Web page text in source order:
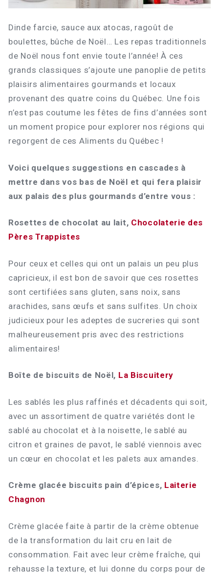
Dinde farcie, sauce aux atocas, ragoût de
boulettes, bûche de Noël… Les repas traditionnels
de Noël nous font envie toute l’année! À ces
grands classiques s’ajoute une panoplie de petits
plaisirs alimentaires gourmands et locaux
provenant des quatre coins du Québec. Une fois
n’est pas coutume les fêtes de fins d’années sont
un moment propice pour explorer nos régions qui
regorgent de ces Aliments du Québec !
Voici quelques suggestions en cascades à
mettre dans vos bas de Noël et qui fera plaisir
aux palais des plus gourmands d’entre vous :
Rosettes de chocolat au lait, Chocolaterie des
Pères Trappistes
Pour ceux et celles qui ont un palais un peu plus
capricieux, il est bon de savoir que ces rosettes
sont certifiées sans gluten, sans noix, sans
arachides, sans œufs et sans sulfites. Un choix
judicieux pour les adeptes de sucreries qui sont
malheureusement pris avec des restrictions
alimentaires!
Boîte de biscuits de Noël, La Biscuitery
Les sablés les plus raffinés et décadents qui soit,
avec un assortiment de quatre variétés dont le
sablé au chocolat et à la noisette, le sablé au
citron et graines de pavot, le sablé viennois avec
un cœur en chocolat et les palets aux amandes.
Crème glacée biscuits pain d’épices, Laiterie
Chagnon
Crème glacée faite à partir de la crème obtenue
de la transformation du lait cru en lait de
consommation. Fait avec leur crème fraîche, qui
rehausse la texture, et lui donne du corps pour de